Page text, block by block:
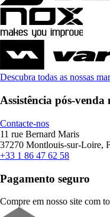
Descubra todas as nossas
Assistência pós-venda
Contacte-nos
11 rue Bernard Maris
37270 Montlouis-sur-Loire,
+33 1 86 47 62 58
Pagamento seguro
Compre em nosso site com